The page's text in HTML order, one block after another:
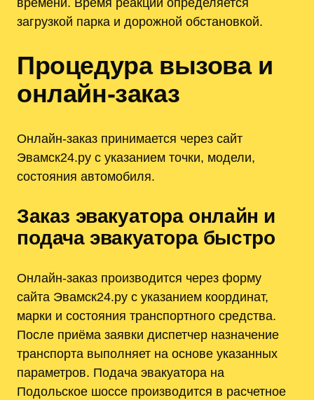
загрузкой парка и дорожной обстановкой.
Процедура вызова и
онлайн-заказ
Онлайн-заказ принимается через сайт
Эвамск24.ру с указанием точки, модели,
состояния автомобиля.
Заказ эвакуатора онлайн и
подача эвакуатора быстро
Онлайн-заказ производится через форму
сайта Эвамск24.ру с указанием координат,
марки и состояния транспортного средства.
После приёма заявки диспетчер назначение
транспорта выполняет на основе указанных
параметров. Подача эвакуатора на
Подольское шоссе производится в расчетное